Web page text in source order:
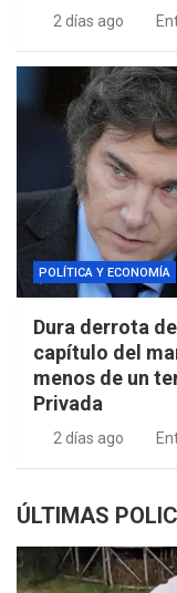
2 días ago
POLÍTICA Y ECONOMÍA
Dura derrota
capítulo del
menos de un
Privada
2 días ago
ÚLTIMAS